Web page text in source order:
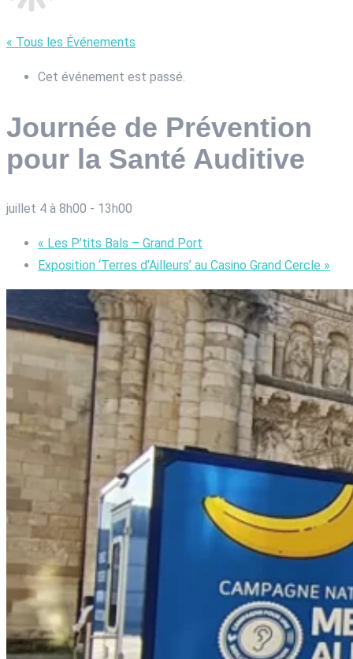
« Tous les Événements
Cet événement est passé.
Journée de Prévention
pour la Santé Auditive
juillet 4 à 8h00 - 13h00
« Les P’tits Bals – Grand Port
Exposition ‘Terres d’Ailleurs’ au Casino Grand Cercle »